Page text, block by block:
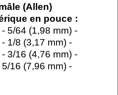
(Allen)
en pouce :
5/64 (1,98 mm) -
1/8 (3,17 mm) -
3/16 (4,76 mm) -
16 (7,96 mm) -